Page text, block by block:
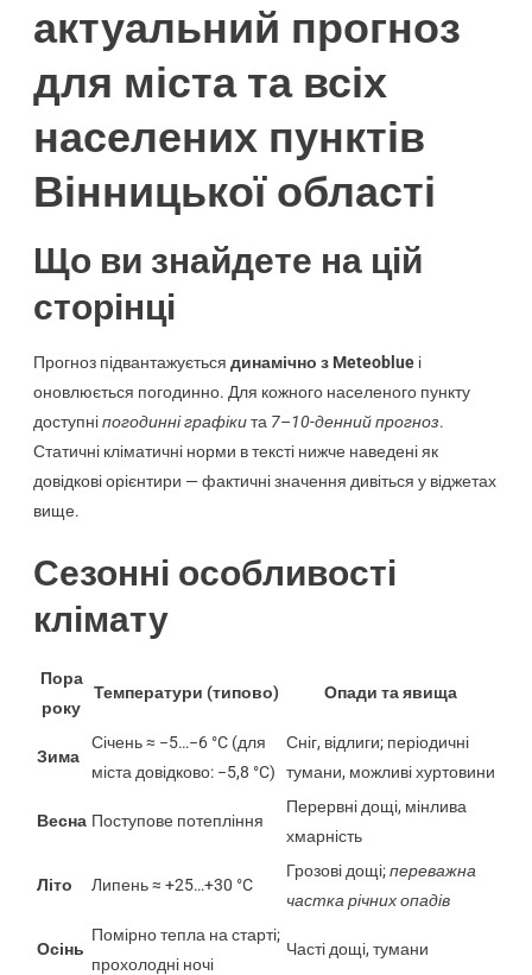
актуальний прогноз
для міста та всіх
населених пунктів
Вінницької області
Що ви знайдете на цій
сторінці
Прогноз підвантажується динамічно з Meteoblueі
оновлюється погодинно. Для кожного населеного пункту
доступніпогодинні графікита 7–10-денний прогноз.
Статичні кліматичні норми в тексті нижче наведені як
довідкові орієнтири — фактичні значення дивіться у віджетах
вище.
Сезонні особливості
клімату
Пора
року
Температури (типово) Опади та явища
Зима
Січень ≈ −5…−6 °C (для
міста довідково: −5,8 °C)
Сніг, відлиги; періодичні
тумани, можливі хуртовини
Весна Поступове потепління
Перервні дощі, мінлива
хмарність
Літо Липень ≈ +25…+30 °C
Грозові дощі;переважна
частка річних опадів
Осінь
Помірно тепла на старті;
прохолодні ночі
Часті дощі, тумани